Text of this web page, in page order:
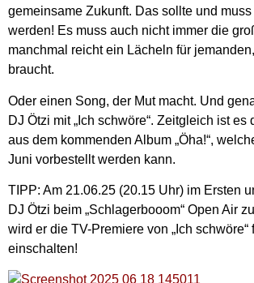
gemeinsame Zukunft. Das sollte und
werden! Es muss auch nicht immer die
manchmal reicht ein Lächeln für
braucht.
Oder einen Song, der Mut macht. Und
DJ Ötzi mit „Ich schwöre“. Zeitgleich ist es
aus dem kommenden Album „Öha!“,
Juni vorbestellt werden kann.
TIPP: Am 21.06.25 (20.15 Uhr) im Ersten
DJ Ötzi beim „Schlagerbooom“ Open Air
wird er die TV-Premiere von „Ich
einschalten!